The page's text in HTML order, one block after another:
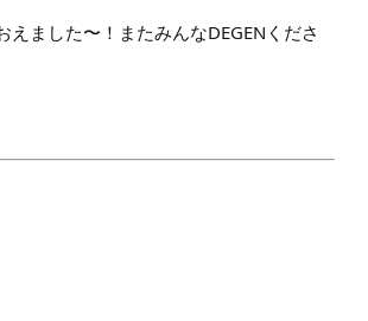
えました〜！またみんなDEGENくださ